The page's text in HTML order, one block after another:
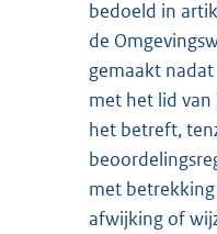
bedoeld in
de
gemaakt
met het lid
het betreft,
met
afwijking of